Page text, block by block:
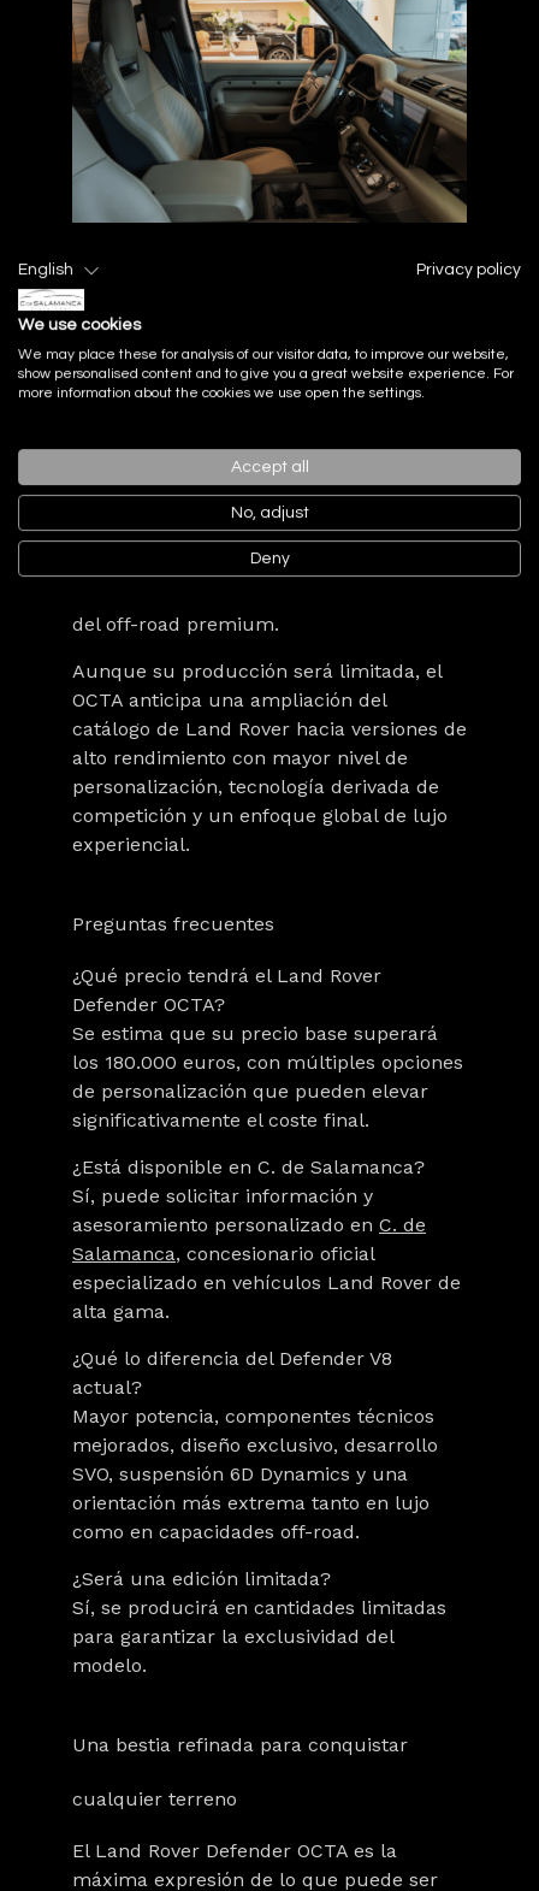
Futuro: el Defender más exclusivo y
El Defender OCTA marca el inicio de una
dentro de Land Rover, al estilo de lo que
representa AMG en Mercedes-Benz o M
en BMW. Su posicionamiento,
motorización y carácter artesanal lo
convierten en una pieza altamente
del off-road premium.
Aunque su producción será limitada, el
OCTA anticipa una ampliación del
catálogo de Land Rover hacia versiones de
alto rendimiento con mayor nivel de
personalización, tecnología derivada de
competición y un enfoque global de lujo
experiencial.
Preguntas frecuentes
¿Qué precio tendrá el Land Rover
Defender OCTA?
Se estima que su precio base superará
los 180.000 euros, con múltiples opciones
de personalización que pueden elevar
significativamente el coste final.
¿Está disponible en C. de Salamanca?
Sí, puede solicitar información y
asesoramiento personalizado en C. de
Salamanca, concesionario oficial
especializado en vehículos Land Rover de
alta gama.
¿Qué lo diferencia del Defender V8
actual?
Mayor potencia, componentes técnicos
mejorados, diseño exclusivo, desarrollo
SVO, suspensión 6D Dynamics y una
orientación más extrema tanto en lujo
como en capacidades off-road.
¿Será una edición limitada?
Sí, se producirá en cantidades limitadas
para garantizar la exclusividad del
modelo.
Una bestia refinada para conquistar
cualquier terreno
El Land Rover Defender OCTA es la
máxima expresión de lo que puede ser
English Privacy policy
We use cookies
We may place these for analysis of our visitor data, to improve our website,
show personalised content and to give you a great website experience. For
more information about the cookies we use open the settings.
Accept all
No, adjust
Deny